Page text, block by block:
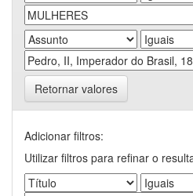
Retornar valores
Adicionar filtros:
Utilizar filtros para refinar o